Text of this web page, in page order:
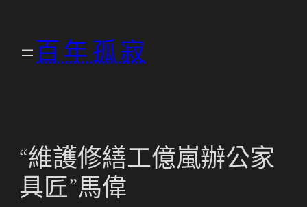
百年孤寂
“維護修繕工億嵐辦公家
具匠”馬偉